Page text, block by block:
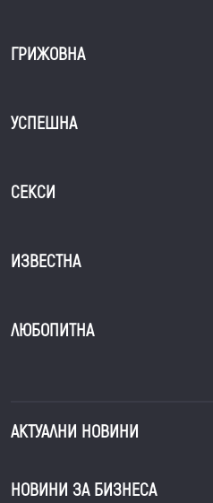
ГРИЖОВНА
УСПЕШНА
СЕКСИ
ИЗВЕСТНА
ЛЮБОПИТНА
АКТУАЛНИ НОВИНИ
НОВИНИ ЗА БИЗНЕСА